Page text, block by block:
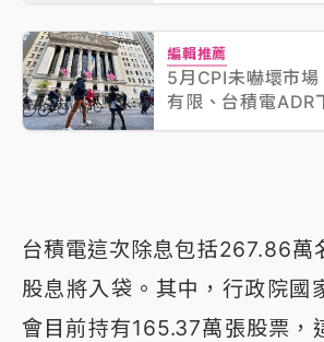
編輯推薦
5月CPI未嚇壞市
有限、台積電ADR
台積電這次除息包括267.86萬
股息將入袋。其中，行政院國
會目前持有165.37萬張股票，